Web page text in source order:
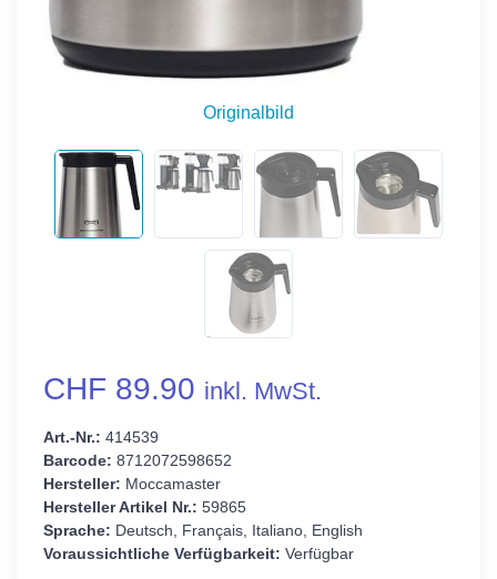
Originalbild
CHF 89.90 inkl. MwSt.
Art.-Nr.: 414539
Barcode: 8712072598652
Hersteller: Moccamaster
Hersteller Artikel Nr.: 59865
Sprache: Deutsch, Français, Italiano, English
Voraussichtliche Verfügbarkeit: Verfügbar